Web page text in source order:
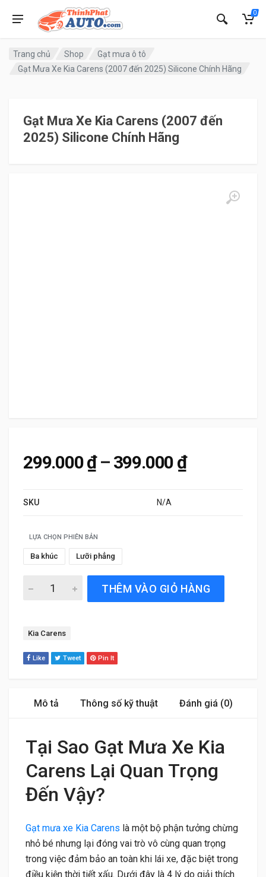
0
Trang chủ Shop
Gạt mưa ô tô
Gạt Mưa Xe Kia Carens (2007 đến 2025) Silicone Chính Hãng
Gạt Mưa Xe Kia Carens (2007 đến
2025) Silicone Chính Hãng
299.000₫ – 399.000 ₫Khoảng
SKU N/A
LỰA CHỌN PHIÊN BẢN
Ba khúc Lưỡi phẳng
Gạt Mưa Xe Kia Carens (2007 đến 2025) Silicone Chính
THÊM VÀO GIỎ HÀNG
Tag:
Kia Carens
Like Tweet Pin It
Mô tả Thông số kỹ thuật Đánh giá (0)
Tại Sao Gạt Mưa Xe Kia
Carens Lại Quan Trọng
Đến Vậy?
Gạt mưa xe Kia Carens là một bộ phận tưởng chừng
nhỏ bé nhưng lại đóng vai trò vô cùng quan trọng
trong việc đảm bảo an toàn khi lái xe, đặc biệt trong
điều kiện thời tiết xấu. Dưới đây là 4 lý do giải thích